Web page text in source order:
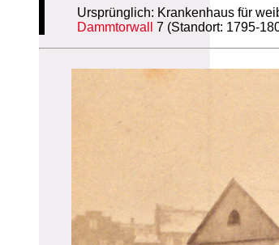
Ursprünglich: Krankenhaus für
Dammtorwall
7 (Standort: 1795-